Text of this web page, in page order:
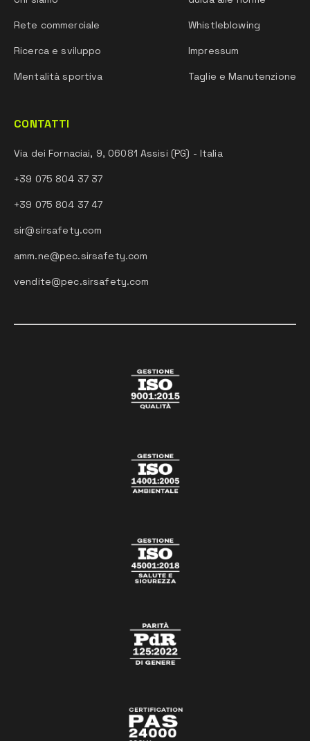
Rete commerciale
Ricerca e sviluppo
Mentalità sportiva
Whistleblowing
Impressum
Taglie e Manutenzione
CONTATTI
Via dei Fornaciai, 9, 06081 Assisi (PG) - Italia
+39 075 804 37 37
+39 075 804 37 47
sir@sirsafety.com
amm.ne@pec.sirsafety.com
vendite@pec.sirsafety.com